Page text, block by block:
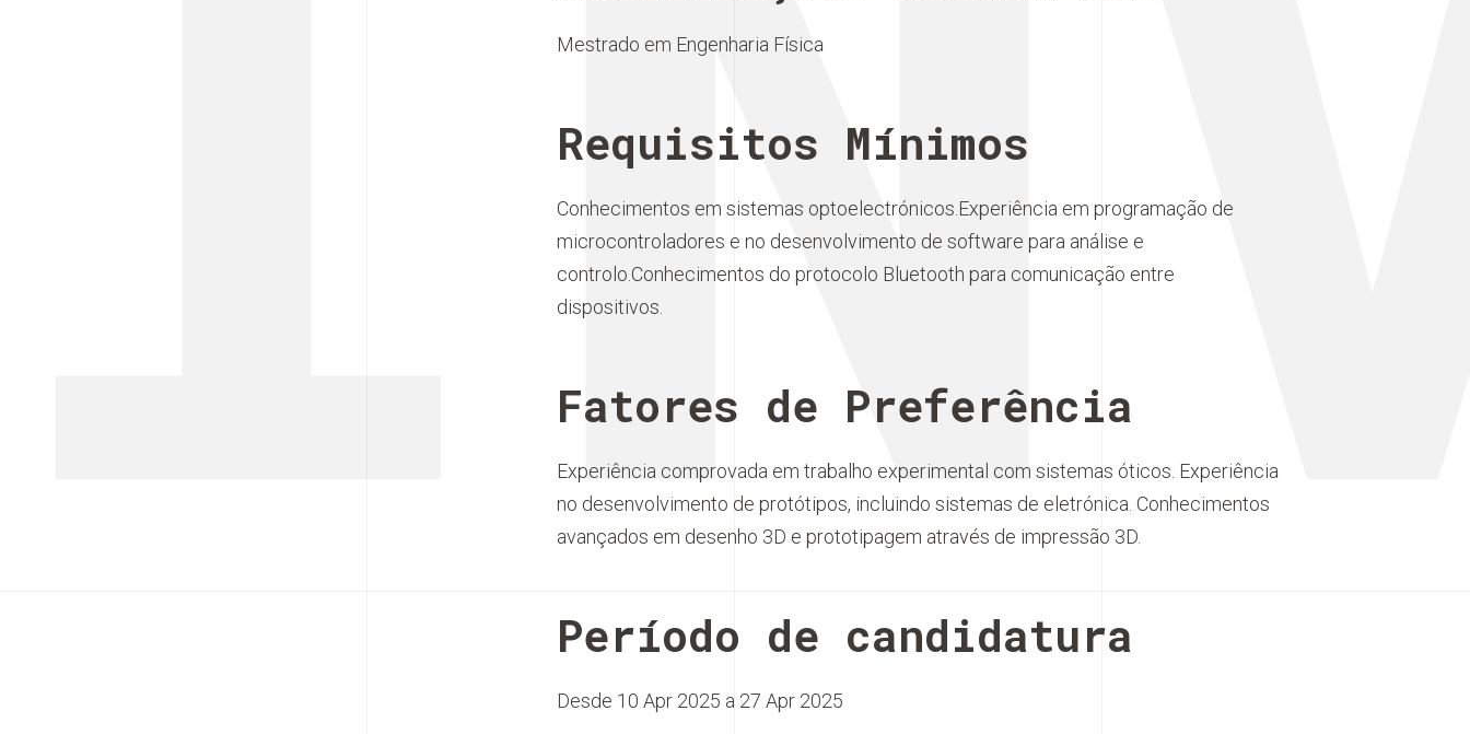
Mestrado em Engenharia Física
Requisitos Mínimos
Conhecimentos em sistemas optoelectrónicos.Experiência em programação de
microcontroladores e no desenvolvimento de software para análise e
controlo.Conhecimentos do protocolo Bluetooth para comunicação entre
dispositivos.
Fatores de Preferência
Experiência comprovada em trabalho experimental com sistemas óticos. Experiência
no desenvolvimento de protótipos, incluindo sistemas de eletrónica. Conhecimentos
avançados em desenho 3D e prototipagem através de impressão 3D.
Período de candidatura
Desde 10 Apr 2025 a 27 Apr 2025